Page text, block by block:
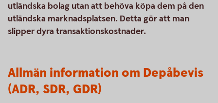
utländska bolag utan att behöva köpa dem på den
utländska marknadsplatsen. Detta gör att man
slipper dyra transaktionskostnader.
Allmän information om Depåbevis
(ADR, SDR, GDR)